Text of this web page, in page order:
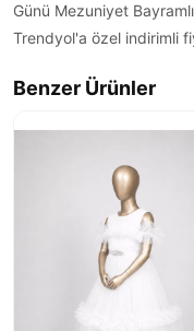
Günü Mezuniyet
Trendyol'a özel indirimli
Benzer Ürünler